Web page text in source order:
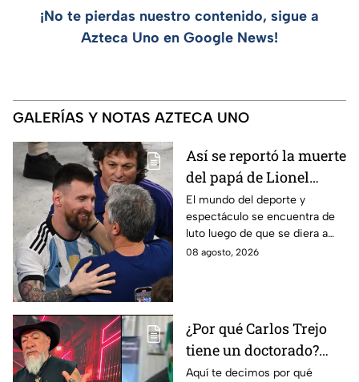
¡No te pierdas nuestro contenido, sigue a
Azteca Uno en Google News!
GALERÍAS Y NOTAS AZTECA UNO
Así se reportó la muerte
del papá de Lionel
Messi en vivo; estos
son los detalles en
Venga La Alegría
El mundo del deporte y
espectáculo se encuentra de
luto luego de que se diera a
conocer el fallecimiento del
08 agosto, 2026
¿Por qué Carlos Trejo
tiene un doctorado?
Este es el
Aquí te decimos por qué